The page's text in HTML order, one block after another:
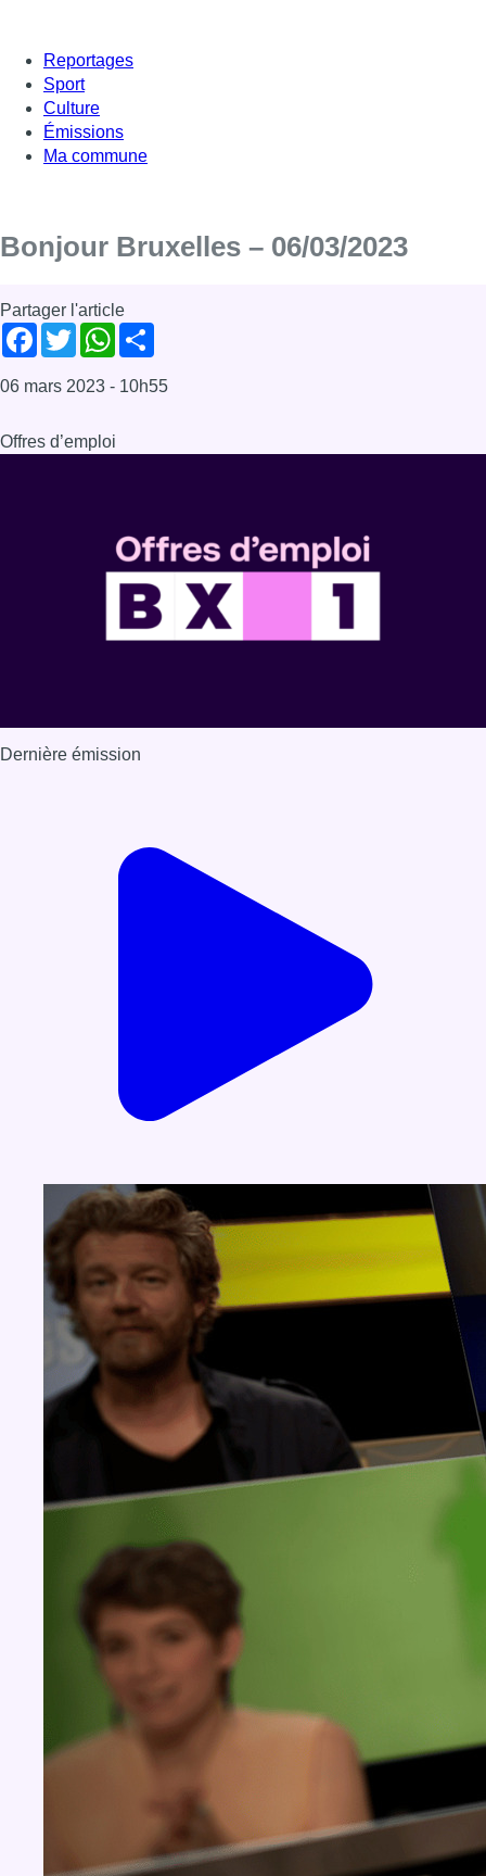
Reportages
Sport
Culture
Émissions
Ma commune
Bonjour Bruxelles – 06/03/2023
Partager l'article
Facebook
TwitterWhatsApp
06 mars 2023 - 10h55
Offres d’emploi
Dernière émission